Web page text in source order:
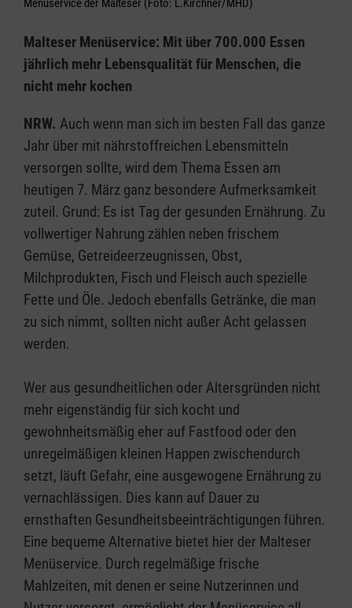
Menüservice der Malteser (Foto: L.Kirchner/MHD)
Malteser Menüservice: Mit über 700.000 Essen
jährlich mehr Lebensqualität für Menschen, die
nicht mehr kochen
NRW. Auch wenn man sich im besten Fall das ganze
Jahr über mit nährstoffreichen Lebensmitteln
versorgen sollte, wird dem Thema Essen am
heutigen 7. März ganz besondere Aufmerksamkeit
zuteil. Grund: Es ist Tag der gesunden Ernährung. Zu
vollwertiger Nahrung zählen neben frischem
Gemüse, Getreideerzeugnissen, Obst,
Milchprodukten, Fisch und Fleisch auch spezielle
Fette und Öle. Jedoch ebenfalls Getränke, die man
zu sich nimmt, sollten nicht außer Acht gelassen
werden.
Wer aus gesundheitlichen oder Altersgründen nicht
mehr eigenständig für sich kocht und
gewohnheitsmäßig eher auf Fastfood oder den
unregelmäßigen kleinen Happen zwischendurch
setzt, läuft Gefahr, eine ausgewogene Ernährung zu
vernachlässigen. Dies kann auf Dauer zu
ernsthaften Gesundheitsbeeinträchtigungen führen.
Eine bequeme Alternative bietet hier der Malteser
Menüservice. Durch regelmäßige frische
Mahlzeiten, mit denen er seine Nutzerinnen und